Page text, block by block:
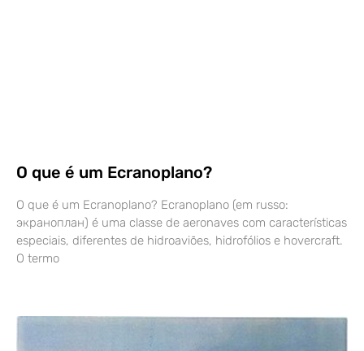
O que é um Ecranoplano?
O que é um Ecranoplano? Ecranoplano (em russo:
экраноплан) é uma classe de aeronaves com características
especiais, diferentes de hidroaviões, hidrofólios e hovercraft.
O termo